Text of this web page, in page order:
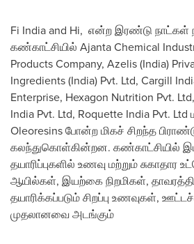
Fi India and Hi, என்ற இரண்டு நாட்கள்
கண்காட்சியில் Ajanta Chemical
Products Company, Azelis (India)
Ingredients (India) Pvt. Ltd, Cargill
Enterprise, Hexagon Nutrition Pvt.
India Pvt. Ltd, Roquette India Pvt. Ltd
Oleoresins போன்ற மிகச் சிறந்த
கலந்துகொள்கின்றன. கண்காட்சியில்
தயாரிப்புகளில் உணவு மற்றும்
ஆயில்கள், இயற்கை நிறமிகள்,
தயாரிக்கப்படும் சிறப்பு உணவுகள்,
முதலானவை அடங்கும்